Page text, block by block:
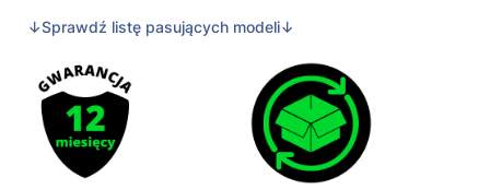
↓Sprawdź listę pasujących modeli↓